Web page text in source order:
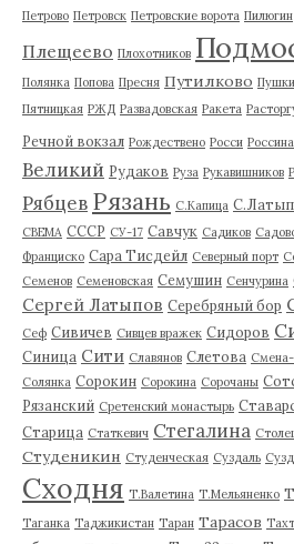
Петрово Петровск Петровские ворота Пилюгин
Плещеево Плохотников
Полянка Попова Пресня Путилково
Пятницкая РЖД Развадовская Ракета
Речной вокзал Рождествено Росси Россина
Великий Рудаков Руза Рукавишников
Рябцев Рязань С.Капица
СВЕМА СССР СУ-17 Савчук Садиков
Франциско Сара Тисдейл Северный порт
Семенов Семеновская Семушин Сенчурина
Сергей Латыпов Серебряный бор
Сеф Сивичев Сивцев вражек Сидоров
Синица Сити Славянов Слетова
Солянка Сорокин Сорокина Сорочаны
Рязанский Сретенский монастырь
Старица Статкевич Стегалина
Студеникин Студенческая Суздаль
Сходня Т.Валетина Т.Мельяненко
Таганка Таджикистан Таран Тарасов